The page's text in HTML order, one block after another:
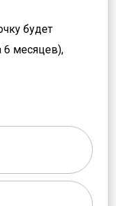
будет
6 месяцев),